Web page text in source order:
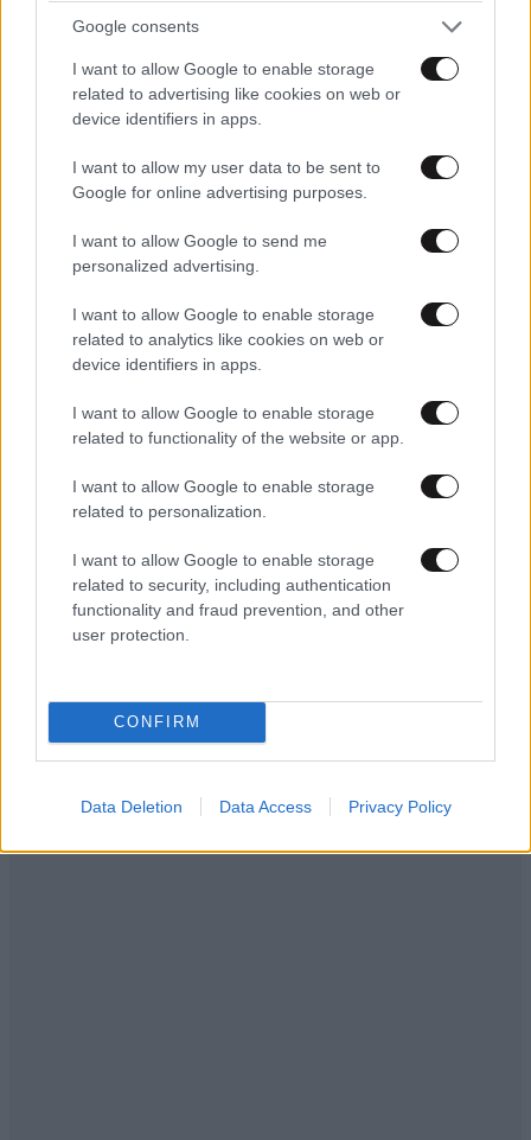
Google consents
I want to allow Google to enable storage
related to advertising like cookies on web or
device identifiers in apps.
I want to allow my user data to be sent to
Google for online advertising purposes.
I want to allow Google to send me
personalized advertising.
I want to allow Google to enable storage
related to analytics like cookies on web or
device identifiers in apps.
I want to allow Google to enable storage
related to functionality of the website or app.
I want to allow Google to enable storage
related to personalization.
I want to allow Google to enable storage
related to security, including authentication
functionality and fraud prevention, and other
user protection.
CONFIRM
Data Deletion Data Access Privacy Policy
ΕΛΛΑΔΑ10·08·2026 00:07
Σαν σήμερα 10 Αυγούστου: Η Ελλάδα αγγίζει
πέντε θαλασσών»